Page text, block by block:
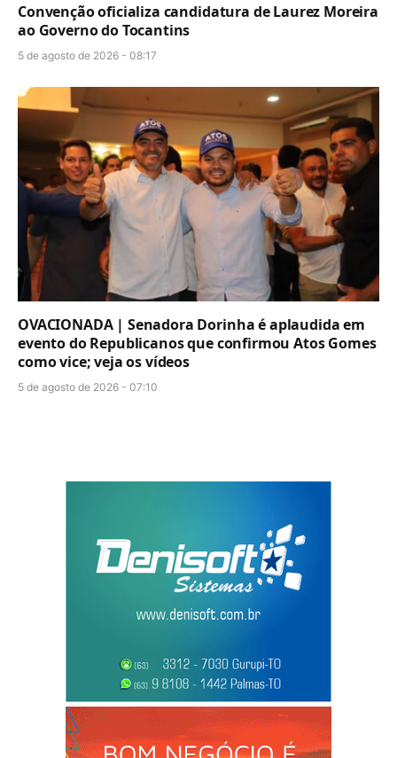
Convenção oficializa candidatura de Laurez Moreira
ao Governo do Tocantins
5 de agosto de 2026 - 08:17
OVACIONADA | Senadora Dorinha é aplaudida em
evento do Republicanos que confirmou Atos Gomes
como vice; veja os vídeos
5 de agosto de 2026 - 07:10